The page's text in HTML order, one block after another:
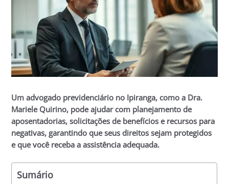
Um advogado previdenciário no Ipiranga, como a Dra.
Mariele Quirino, pode ajudar com planejamento de
aposentadorias, solicitações de benefícios e recursos para
negativas, garantindo que seus direitos sejam protegidos
e que você receba a assistência adequada.
Sumário